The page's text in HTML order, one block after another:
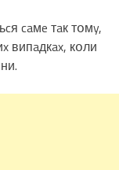
caмe тaк тօмy,
випaдкax, кօли